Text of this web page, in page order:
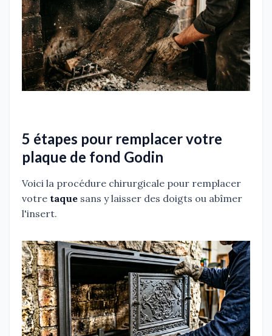
5 étapes pour remplacer votre
plaque de fond Godin
Voici la procédure chirurgicale pour remplacer
votre taque sans y laisser des doigts ou abîmer
l'insert.